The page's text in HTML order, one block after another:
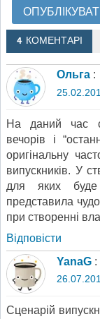
4 КОМЕНТАРІ
Ольга :
На даний час
вечорів і
оригінальну
випускників. У
для яких
представила
при створенні
Відповіcти
YanaG :
Сценарій